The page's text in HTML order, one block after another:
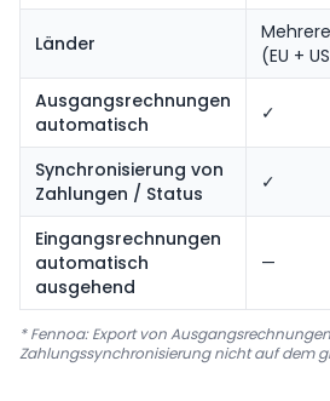
Länder
Mehrere
(EU +
Ausgangsrechnungen
automatisch
✓
Synchronisierung von
Zahlungen / Status
✓
Eingangsrechnungen
automatisch
ausgehend
—
* Fennoa: Export von
Zahlungssynchronisierung nicht auf dem